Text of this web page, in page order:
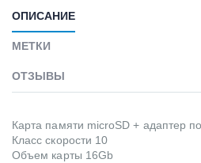
ОПИСАНИЕ
МЕТКИ
ОТЗЫВЫ
Карта памяти microSD + адаптер
Класс скорости 10
Объем карты 16Gb